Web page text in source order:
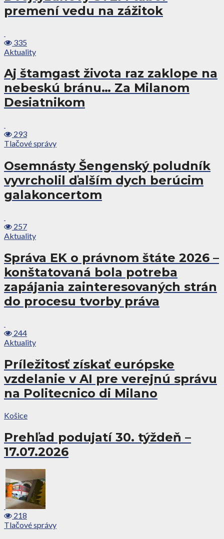
premení vedu na zážitok
335
Aktuality
Aj štamgast života raz zaklope na
nebeskú bránu… Za Milanom
Desiatnikom
293
Tlačové správy
Osemnásty Šengenský poludník
vyvrcholil ďalším dych berúcim
galakoncertom
257
Aktuality
Správa EK o právnom štáte 2026 –
konštatovaná bola potreba
zapájania zainteresovaných strán
do procesu tvorby práva
244
Aktuality
Príležitosť získať európske
vzdelanie v AI pre verejnú správu
na Politecnico di Milano
Košice
Prehľad podujatí 30. týždeň –
17.07.2026
218
Tlačové správy